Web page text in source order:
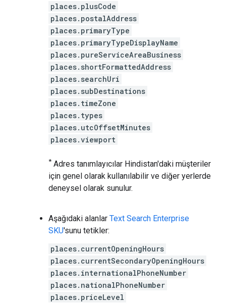
places.plusCode
places.postalAddress
places.primaryType
places.primaryTypeDisplayName
places.pureServiceAreaBusiness
places.shortFormattedAddress
places.searchUri
places.subDestinations
places.timeZone
places.types
places.utcOffsetMinutes
places.viewport
* Adres tanımlayıcılar Hindistan'daki müşteriler
için genel olarak kullanılabilir ve diğer yerlerde
deneysel olarak sunulur.
Aşağıdaki alanlar Text Search Enterprise
SKU'sunu tetikler:
places.currentOpeningHours
places.currentSecondaryOpeningHours
places.internationalPhoneNumber
places.nationalPhoneNumber
places.priceLevel